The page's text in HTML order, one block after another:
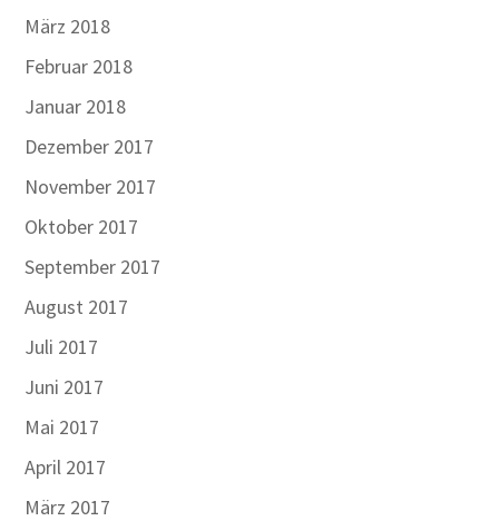
März 2018
Februar 2018
Januar 2018
Dezember 2017
November 2017
Oktober 2017
September 2017
August 2017
Juli 2017
Juni 2017
Mai 2017
April 2017
März 2017